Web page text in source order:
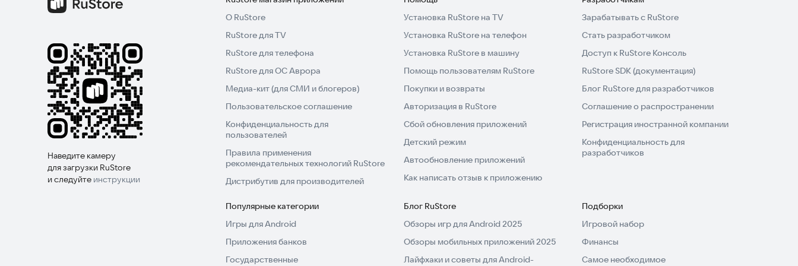
Наведите камеру
для загрузки RuStore
и следуйте инструкции
О RuStore
RuStore для TV
RuStore для телефона
RuStore для ОС Аврора
Медиа-кит (для СМИ и блогеров)
Пользовательское соглашение
Конфиденциальность для
пользователей
Правила применения
рекомендательных технологий RuStore
Дистрибутив для производителей
Установка RuStore на TV
Установка RuStore на телефон
Установка RuStore в машину
Помощь пользователям RuStore
Покупки и возвраты
Авторизация в RuStore
Сбой обновления приложений
Детский режим
Автообновление приложений
Как написать отзыв к приложению
Зарабатывать с RuStore
Стать разработчиком
Доступ к RuStore Консоль
RuStore SDK (документация)
Блог RuStore для разработчиков
Соглашение о распространении
Регистрация иностранной компании
Конфиденциальность для
разработчиков
Популярные категории
Игры для Android
Приложения банков
Государственные
Блог RuStore
Обзоры игр для Android 2025
Обзоры мобильных приложений 2025
Лайфхаки и советы для Android-
Подборки
Игровой набор
Финансы
Самое необходимое